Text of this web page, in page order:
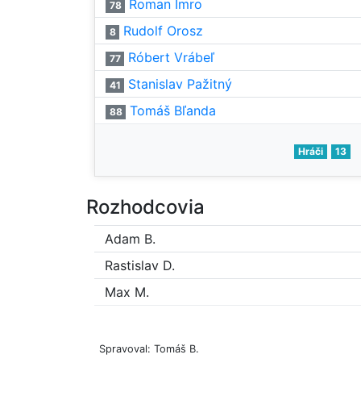
78 Roman Imro
8 Rudolf Orosz
77 Róbert Vrábeľ
41 Stanislav Pažitný
88 Tomáš Bľanda
Hráči 13
Rozhodcovia
Adam B.
Rastislav D.
Max M.
Spravoval: Tomáš B.